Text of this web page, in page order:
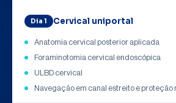
Dia 1 Cervical uniportal
Anatomia cervical posterior aplicada
Foraminotomia cervical endoscópica
ULBD cervical
Navegação em canal estreito e proteção